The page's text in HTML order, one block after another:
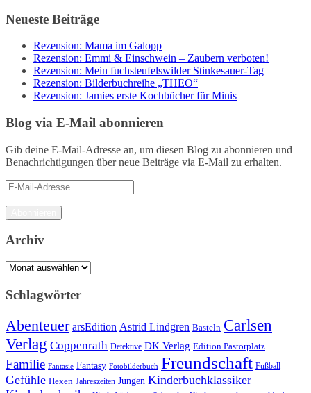
Neueste Beiträge
Rezension: Mama im Galopp
Rezension: Emmi & Einschwein – Zaubern verboten!
Rezension: Mein fuchsteufelswilder Stinkesauer-Tag
Rezension: Bilderbuchreihe „THEO“
Rezension: Jamies erste Kochbücher für Minis
Blog via E-Mail abonnieren
Gib deine E-Mail-Adresse an, um diesen Blog zu abonnieren und
Benachrichtigungen über neue Beiträge via E-Mail zu erhalten.
E-
Mail-
Adresse
Archiv
Archiv
Schlagwörter
Abenteuer arsEdition Astrid Lindgren Basteln Carlsen
Verlag Coppenrath Detektive DK Verlag Edition Pastorplatz
Familie Fantasie Fantasy Fotobilderbuch Freundschaft Fußball
Gefühle Hexen Jahreszeiten Jungen Kinderbuchklassiker